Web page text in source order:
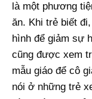
là một phương
ăn. Khi trẻ biết
hình để giảm sự
cũng được xem
mẫu giáo để cô
nói ở những trẻ